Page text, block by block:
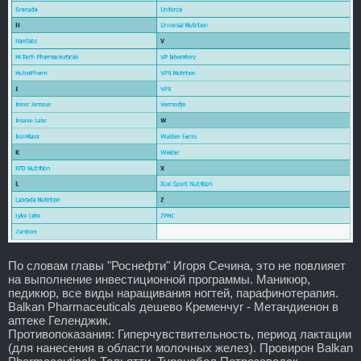
По словам главы "Роснефти" Игоря Сечина, это не повлияет
на выполнение инвестиционной программы. Маникюр,
педикюр, все виды наращивания ногтей, парафинотерапия.
Balkan Pharmaceuticals дешево Кременчуг - Метандиенон в
аптеке Геленджик.
Противопоказания: Гиперчувствительность, период лактации
(для нанесения в области молочных желез). Провирон Balkan